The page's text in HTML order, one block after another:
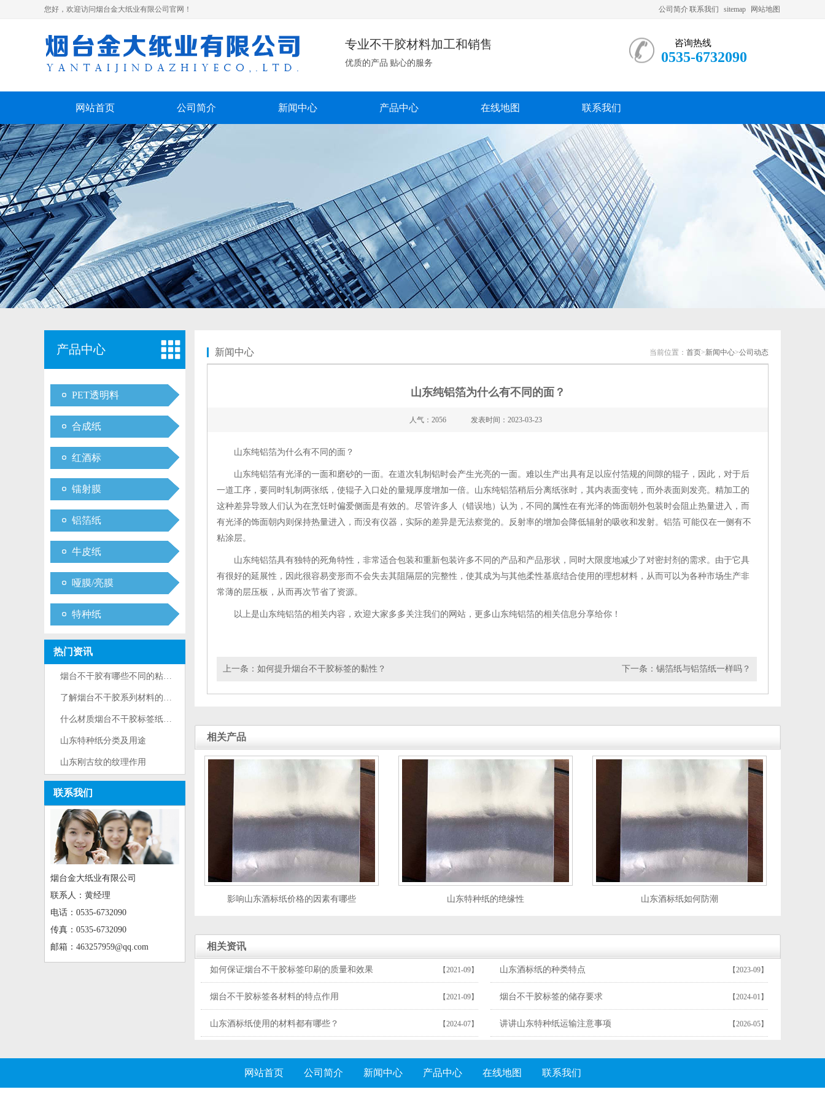
您好，欢迎访问烟台金大纸业有限公司官网！ 网站地图
sitemap
联系我们
公司简介
专业不干胶材料加工和销售
优质的产品 贴心的服务
咨询热线
0535-6732090
网站首页 公司简介 新闻中心 产品中心 在线地图 联系我们
产品中心
PET透明料
合成纸
红酒标
镭射膜
铝箔纸
牛皮纸
哑膜/亮膜
特种纸
热门资讯
烟台不干胶有哪些不同的粘性级别···
了解烟台不干胶系列材料的结构和···
什么材质烟台不干胶标签纸好？
山东特种纸分类及用途
山东刚古纹的纹理作用
联系我们
烟台金大纸业有限公司
联系人：黄经理
电话：0535-6732090
传真：0535-6732090
邮箱：463257959@qq.com
新闻中心 当前位置： 首页>新闻中心>公司动态
山东纯铝箔为什么有不同的面？
人气：2056 发表时间：2023-03-23
山东纯铝箔为什么有不同的面？
山东纯铝箔有光泽的一面和磨砂的一面。在道次轧制铝时会产生光亮的一面。难以生产出具有足以应付箔规的间隙的辊子，因此，对于后
一道工序，要同时轧制两张纸，使辊子入口处的量规厚度增加一倍。山东纯铝箔稍后分离纸张时，其内表面变钝，而外表面则发亮。精加工的
这种差异导致人们认为在烹饪时偏爱侧面是有效的。尽管许多人（错误地）认为，不同的属性在有光泽的饰面朝外包装时会阻止热量进入，而
有光泽的饰面朝内则保持热量进入，而没有仪器，实际的差异是无法察觉的。反射率的增加会降低辐射的吸收和发射。铝箔 可能仅在一侧有不
粘涂层。
山东纯铝箔具有独特的死角特性，非常适合包装和重新包装许多不同的产品和产品形状，同时大限度地减少了对密封剂的需求。由于它具
有很好的延展性，因此很容易变形而不会失去其阻隔层的完整性，使其成为与其他柔性基底结合使用的理想材料，从而可以为各种市场生产非
常薄的层压板，从而再次节省了资源。
以上是山东纯铝箔的相关内容，欢迎大家多多关注我们的网站，更多山东纯铝箔的相关信息分享给你！
上一条： 如何提升烟台不干胶标签的黏性？ 下一条： 锡箔纸与铝箔纸一样吗？
相关产品
影响山东酒标纸价格的因素有哪些 山东特种纸的绝缘性 山东酒标纸如何防潮
相关资讯
如何保证烟台不干胶标签印刷的质量和效果 【2021-09】 山东酒标纸的种类特点 【2023-09】
烟台不干胶标签各材料的特点作用 【2021-09】 烟台不干胶标签的储存要求 【2024-01】
山东酒标纸使用的材料都有哪些？ 【2024-07】 讲讲山东特种纸运输注意事项 【2026-05】
网站首页 公司简介 新闻中心 产品中心 在线地图 联系我们